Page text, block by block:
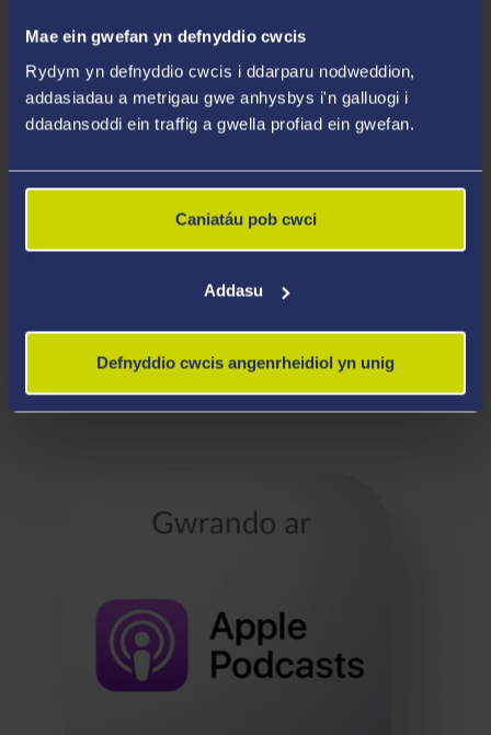
Mae ein gwefan yn defnyddio cwcis
Rydym yn defnyddio cwcis i ddarparu nodweddion,
addasiadau a metrigau gwe anhysbys i'n galluogi i
ddadansoddi ein traffig a gwella profiad ein gwefan.
Caniatáu pob cwci
Addasu
Defnyddio cwcis angenrheidiol yn unig